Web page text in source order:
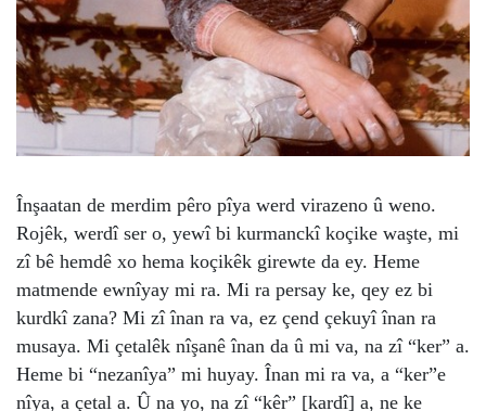
Înşaatan de merdim pêro pîya werd virazeno û weno.
Rojêk, werdî ser o, yewî bi kurmanckî koçike waşte, mi
zî bê hemdê xo hema koçikêk girewte da ey. Heme
matmende ewnîyay mi ra. Mi ra persay ke, qey ez bi
kurdkî zana? Mi zî înan ra va, ez çend çekuyî înan ra
musaya. Mi çetalêk nîşanê înan da û mi va, na zî “ker” a.
Heme bi “nezanîya” mi huyay. Înan mi ra va, a “ker”e
nîya, a çetal a. Û na yo, na zî “kêr” [kardî] a, ne ke